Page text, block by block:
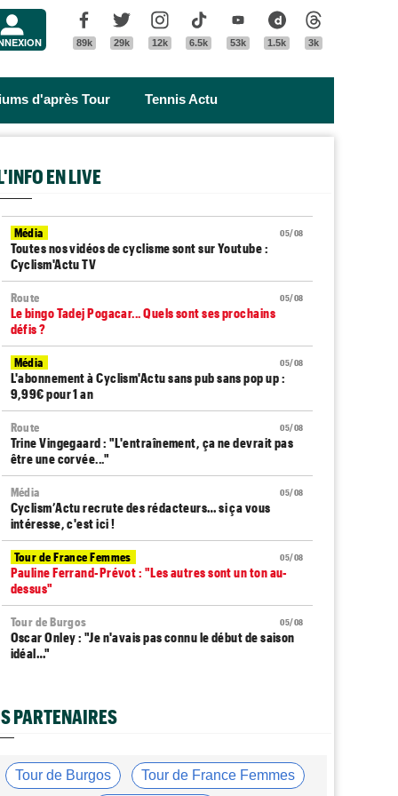
Facebook
89k
Twitter
29k
Instagram
12k
Tik Tok
6.5k
Youtube
53k
Dailymotion
1.5k 3k
d'après Tour Tennis Actu
EN LIVE
05/08
Média
Toutes nos vidéos de cyclisme sont sur Youtube :
Cyclism'Actu TV
05/08
Route
Le bingo Tadej Pogacar... Quels sont ses prochains
défis ?
05/08
Média
L'abonnement à Cyclism'Actu sans pub sans pop up :
9,99€ pour 1 an
05/08
Route
Trine Vingegaard : "L'entraînement, ça ne devrait pas
être une corvée..."
05/08
Média
Cyclism’Actu recrute des rédacteurs… si ça vous
intéresse, c'est ici !
05/08
Tour de France Femmes
Pauline Ferrand-Prévot : "Les autres sont un ton au-
dessus"
05/08
Tour de Burgos
Oscar Onley : "Je n'avais pas connu le début de saison
idéal…"
déclassé
Julius Johansen remporte le prologue, doublé UAE Team
Emirates
PARTENAIRES
Tour de Burgos Tour de France Femmes